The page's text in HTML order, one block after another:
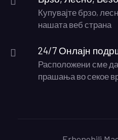
Купувајте брзо,
нашата веб страна
24/7 Онлајн
Расположени сме
прашања во секое